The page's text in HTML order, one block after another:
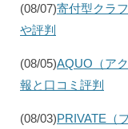
(08/07)寄付型クラ
や評判
(08/05)AQUO（ア
報と口コミ評判
(08/03)PRIVATE（